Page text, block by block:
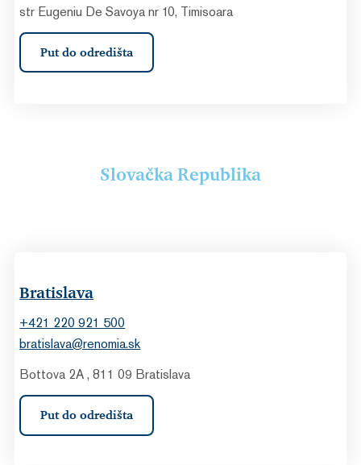
str Eugeniu De Savoya nr 10, Timisoara
Put do odredišta
Slovačka Republika
Bratislava
+421 220 921 500
bratislava@renomia.sk
Bottova 2A , 811 09 Bratislava
Put do odredišta